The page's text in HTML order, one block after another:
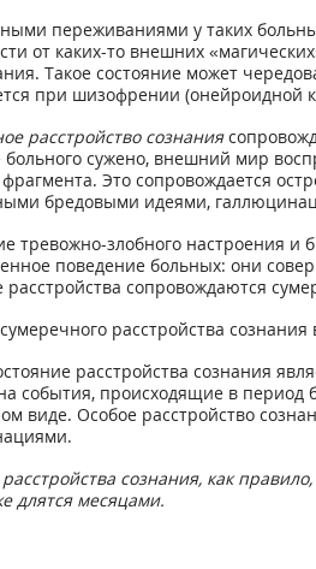
переживаниями у таких
от каких-то внешних
Такое состояние может
при шизофрении (онейроидной
расстройство сознания
сужено, внешний мир
фрагмента. Это сопровождается
бредовыми идеями,
тревожно-злобного настроения
поведение больных: они
расстройства сопровождаются
расстройства
расстройства сознания
события, происходящие в период
виде. Особое расстройство
сознания, как
длятся месяцами.